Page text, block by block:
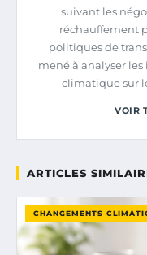
suivant les
réchauffement
politiques de
mené à analyser
climatique sur
VOIR
ARTICLES
CHANGEMENTS